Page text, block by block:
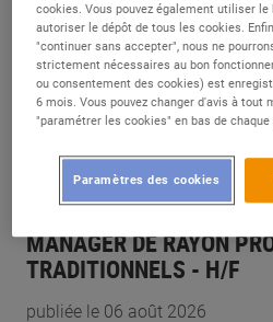
CDI
Marmande (47)
BOUCHER(E) - H/F
publiée le 06 août 2026
MANAGER DE RAYON
TRADITIONNELS - H/F
publiée le 06 août 2026
cookies. Vous pouvez également utiliser
autoriser le dépôt de tous les cookies.
"continuer sans accepter", nous ne
strictement nécessaires au bon
ou consentement des cookies) est
6 mois. Vous pouvez changer d'avis à tout
"paramétrer les cookies" en bas de
Paramètres des cookies